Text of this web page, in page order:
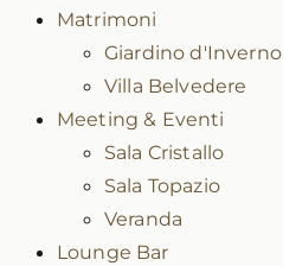
Matrimoni
Giardino d'Inverno
Villa Belvedere
Meeting & Eventi
Sala Cristallo
Sala Topazio
Veranda
Lounge Bar